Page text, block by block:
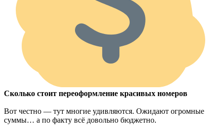
Сколько стоит переоформление красивых номеров
Вот честно — тут многие удивляются. Ожидают огромные
суммы… а по факту всё довольно бюджетно.